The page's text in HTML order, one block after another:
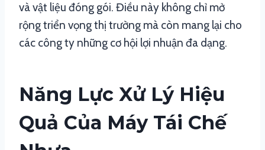
và vật liệu đóng gói. Điều này không chỉ mở
rộng triển vọng thị trường mà còn mang lại cho
các công ty những cơ hội lợi nhuận đa dạng.
Năng Lực Xử Lý Hiệu
Quả Của Máy Tái Chế